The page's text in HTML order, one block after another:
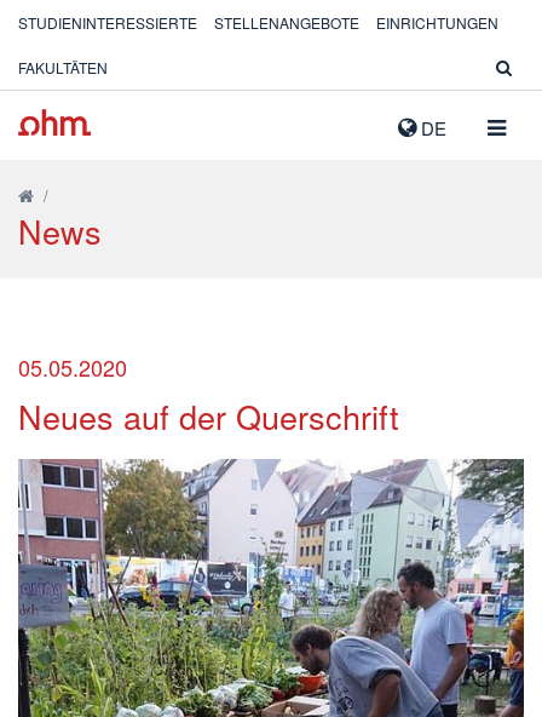
DE
STUDIENINTERESSIERTE STELLENANGEBOTE EINRICHTUNGEN
FAKULTÄTEN
/
News
05.05.2020
Neues auf der Querschrift